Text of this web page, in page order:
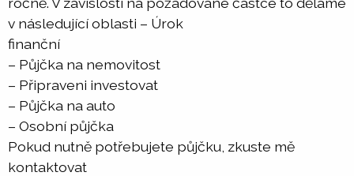
v následující oblasti – Úrok
finanční
– Půjčka na nemovitost
– Připraveni investovat
– Půjčka na auto
– Osobní půjčka
Pokud nutně potřebujete půjčku, zkuste mě
kontaktovat